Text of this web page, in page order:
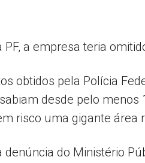
PF, a empresa teria
obtidos pela Polícia
desde pelo
risco uma gigante área
denúncia do Ministério